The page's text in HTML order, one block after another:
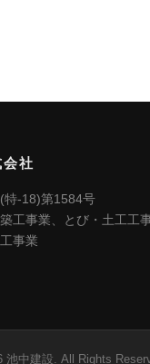
社
特-18)第1584号
工事業、とび・土工工
事業
池中建設. All Rights